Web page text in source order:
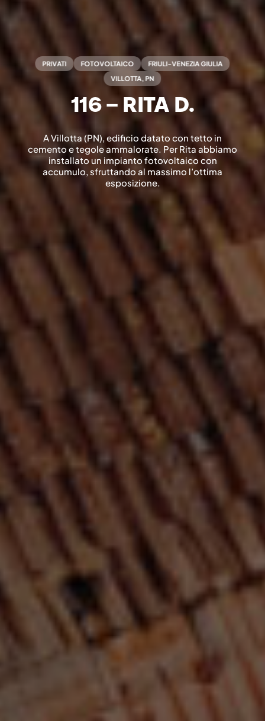
PRIVATI FOTOVOLTAICO
FRIULI-VENEZIA GIULIA
VILLOTTA, PN
116 – RITA D.
A Villotta (PN), edificio datato con tetto in
cemento e tegole ammalorate. Per Rita abbiamo
installato un impianto fotovoltaico con
accumulo, sfruttando al massimo l’ottima
esposizione.